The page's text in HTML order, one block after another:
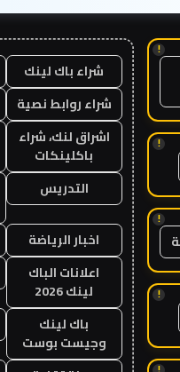
!
!
!
!
شراء باك لينك
شراء روابط نصية
اشراق لنك، شراء
باكلينكات
التدريس
اخبار الرياضة
اعلانات الباك
لينك 2026
باك لينك
وجيست بوست